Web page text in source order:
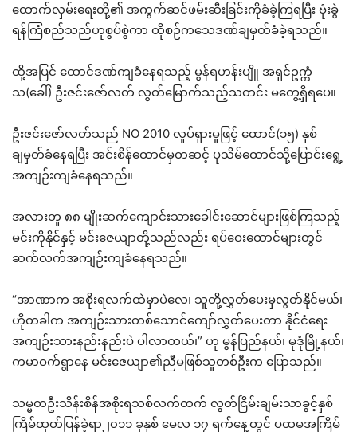
ထောက်လှမ်းရေးတို့၏ အကွက်ဆင်ဖမ်းဆီးခြင်းကိုခံခဲ့ကြရပြီး ဗုံးခွဲ
ရန်ကြံစည်သည်ဟုစွပ်စွဲကာ ထိုစဉ်ကသေဒဏ်ချမှတ်ခံခဲ့ရသည်။
ထို့အပြင် ထောင်ဒဏ်ကျခံနေရသည့် မွန်ရဟန်းပျိူ အရှင်ဥက္ကံ
သ(ခေါ်) ဦးဇင်းဇော်လတ် လွတ်မြောက်သည့်သတင်း မတွေ့ရှိရပေ။
ဦးဇင်းဇော်လတ်သည် NO 2010 လှုပ်ရှားမှုဖြင့် ထောင်(၁၅) နှစ်
ချမှတ်ခံနေရပြီး အင်းစိန်ထောင်မှတဆင့် ပုသိမ်ထောင်သို့ပြောင်းရွေ့
အကျဉ်းကျခံနေရသည်။
အလားတူ ၈၈ မျိုးဆက်ကျောင်းသားခေါင်းဆောင်များဖြစ်ကြသည့်
မင်းကိုနိုင်နှင့် မင်းဇေယျာတို့သည်လည်း ရပ်ဝေးထောင်များတွင်
ဆက်လက်အကျဉ်းကျခံနေရသည်။
“အာဏာက အစိုးရလက်ထဲမှာပဲလေ၊ သူတို့လွှတ်ပေးမှလွတ်နိုင်မယ်၊
ဟိုတခါက အကျဉ်းသားတစ်သောင်ကျော်လွှတ်ပေးတာ နိုင်ငံရေး
အကျဉ်းသားနည်းနည်းပဲ ပါလာတယ်၊” ဟု မွန်ပြည်နယ်၊ မုဒုံမြို့နယ်၊
ကမာဝက်ရွာနေ မင်းဇေယျာ၏ညီမဖြစ်သူတစ်ဦးက ပြောသည်။
သမ္မတဦးသိန်းစိန်အစိုးရသစ်လက်ထက် လွတ်ငြိမ်းချမ်းသာခွင့်နှစ်
ကြိမ်ထုတ်ပြန်ခဲ့ရာ၂၀၁၁ ခုနှစ် မေလ ၁၇ ရက်နေ့တွင် ပထမအကြိမ်